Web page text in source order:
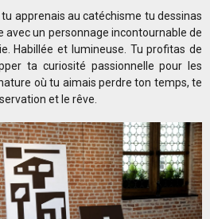
apprenais au catéchisme tu dessinas
avec un personnage incontournable de
Habillée et lumineuse. Tu profitas de
ta curiosité passionnelle pour les
où tu aimais perdre ton temps, te
et le rêve.